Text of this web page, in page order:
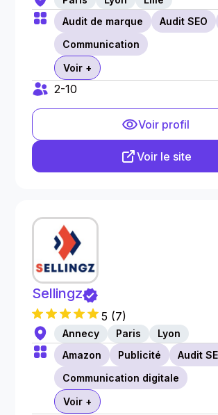
Audit de marque
Audit SEO
Communication
Voir +
2-10
Voir profil
Voir le site
Sellingz
5 (7)
Annecy Paris
Lyon
Amazon
Publicité
Audit
Communication digitale
Voir +